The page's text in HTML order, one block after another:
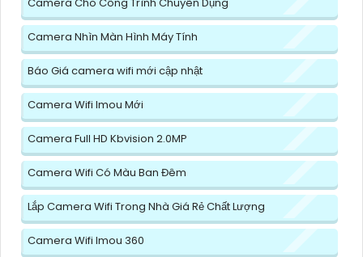
Camera Cho Công Trình Chuyên Dụng
Camera Nhìn Màn Hình Máy Tính
Báo Giá camera wifi mới cập nhật
Camera Wifi Imou Mới
Camera Full HD Kbvision 2.0MP
Camera Wifi Có Màu Ban Đêm
Lắp Camera Wifi Trong Nhà Giá Rẻ Chất Lượng
Camera Wifi Imou 360